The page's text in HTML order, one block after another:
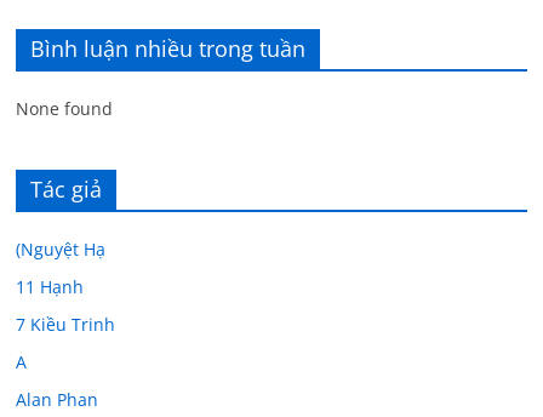
Bình luận nhiều trong tuần
None found
Tác giả
(Nguyệt Hạ
11 Hạnh
7 Kiều Trinh
A
Alan Phan